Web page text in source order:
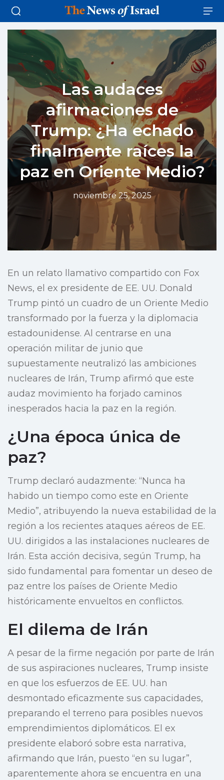
Las audaces
afirmaciones de
Trump: ¿Ha echado
finalmente raíces la
paz en Oriente Medio?
noviembre 25, 2025
En un relato llamativo compartido con Fox
News, el ex presidente de EE. UU. Donald
Trump pintó un cuadro de un Oriente Medio
transformado por la fuerza y la diplomacia
estadounidense. Al centrarse en una
operación militar de junio que
supuestamente neutralizó las ambiciones
nucleares de Irán, Trump afirmó que este
audaz movimiento ha forjado caminos
inesperados hacia la paz en la región.
¿Una época única de
paz?
Trump declaró audazmente: “Nunca ha
habido un tiempo como este en Oriente
Medio”, atribuyendo la nueva estabilidad de la
región a los recientes ataques aéreos de EE.
UU. dirigidos a las instalaciones nucleares de
Irán. Esta acción decisiva, según Trump, ha
sido fundamental para fomentar un deseo de
paz entre los países de Oriente Medio
históricamente envueltos en conflictos.
El dilema de Irán
A pesar de la firme negación por parte de Irán
de sus aspiraciones nucleares, Trump insiste
en que los esfuerzos de EE. UU. han
desmontado eficazmente sus capacidades,
preparando el terreno para posibles nuevos
emprendimientos diplomáticos. El ex
presidente elaboró sobre esta narrativa,
afirmando que Irán, puesto “en su lugar”,
aparentemente ahora se encuentra en una